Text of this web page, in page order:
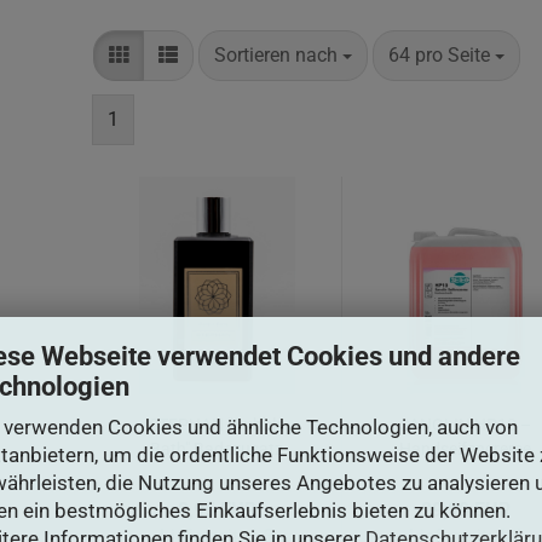
Webseite verwendet Cookies und andere
Cookies und ähnliche Technologien, auch von
um die ordentliche Funktionsweise der Website
die Nutzung unseres Angebotes zu analysieren
ein bestmögliches Einkaufserlebnis bieten zu können.
Sortieren nach 64 pro Seite
1
STEPHAN "Bubble
Bath" Badezusatz
8,95 EUR
Lieferzeit:1-3
SANOLIN HP10 –
Handseifencreme
- Flüssigseife - 5
Liter - rosa
29,90 EUR
Lieferzeit:1-3